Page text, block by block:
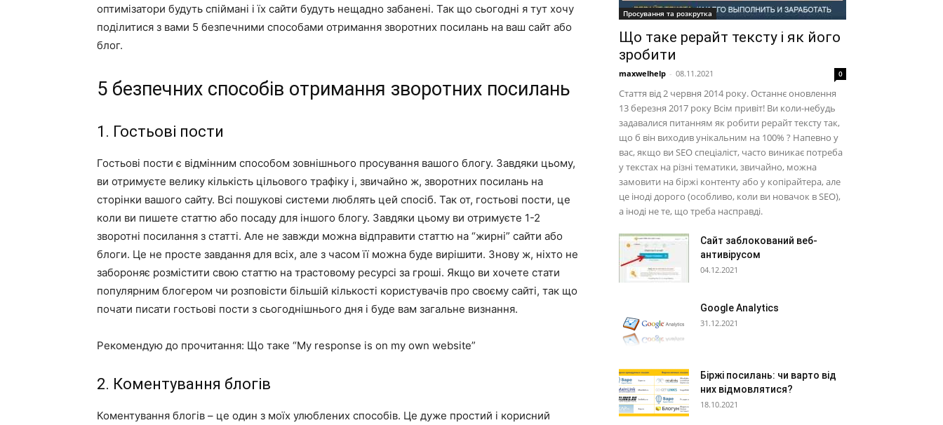
оптимізатори будуть спіймані і їх сайти будуть нещадно забанені. Так що сьогодні я тут хочу
поділитися з вами 5 безпечними способами отримання зворотних посилань на ваш сайт або
блог.
5 безпечних способів отримання зворотних посилань
1. Гостьові пости
Гостьові пости є відмінним способом зовнішнього просування вашого блогу. Завдяки цьому,
ви отримуєте велику кількість цільового трафіку і, звичайно ж, зворотних посилань на
сторінки вашого сайту. Всі пошукові системи люблять цей спосіб. Так от, гостьові пости, це
коли ви пишете статтю або посаду для іншого блогу. Завдяки цьому ви отримуєте 1-2
зворотні посилання з статті. Але не завжди можна відправити статтю на “жирні” сайти або
блоги. Це не просте завдання для всіх, але з часом її можна буде вирішити. Знову ж, ніхто не
забороняє розмістити свою статтю на трастовому ресурсі за гроші. Якщо ви хочете стати
популярним блогером чи розповісти більшій кількості користувачів про своєму сайті, так що
почати писати гостьові пости з сьогоднішнього дня і буде вам загальне визнання.
Рекомендую до прочитання: Що таке “My response is on my own website”
2. Коментування блогів
Коментування блогів – це один з моїх улюблених способів. Це дуже простий і корисний
Просування та розкрутка
Що таке рерайт тексту і як його
зробити
maxwelhelp - 08.11.2021 0
Стаття від 2 червня 2014 року. Останнє оновлення
13 березня 2017 року Всім привіт! Ви коли-небудь
задавалися питанням як робити рерайт тексту так,
що б він виходив унікальним на 100% ? Напевно у
вас, якщо ви SEO спеціаліст, часто виникає потреба
у текстах на різні тематики, звичайно, можна
замовити на біржі контенту або у копірайтера, але
це іноді дорого (особливо, коли ви новачок в SEO),
а іноді не те, що треба насправді.
Сайт заблокований веб-
антивірусом
04.12.2021
Google Analytics
31.12.2021
Біржі посилань: чи варто від
них відмовлятися?
18.10.2021